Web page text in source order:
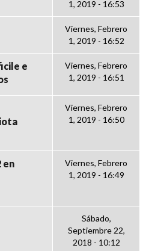
1, 2019 - 16:53
Viernes, Febrero
1, 2019 - 16:52
e
Viernes, Febrero
1, 2019 - 16:51
Viernes, Febrero
1, 2019 - 16:50
en
Viernes, Febrero
1, 2019 - 16:49
Sábado,
Septiembre 22,
2018 - 10:12